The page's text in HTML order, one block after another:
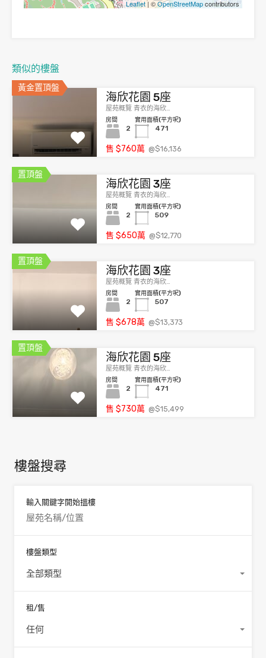
Leaflet| ©OpenStreetMapcontributors
類似的樓盤
黃金置頂盤
海欣花園 5座
屋苑概覽 青衣的海欣…
房間
2
實用面積(平方呎)
471
售 $760萬 @$16,136
置頂盤
海欣花園 3座
屋苑概覽 青衣的海欣…
房間
2
實用面積(平方呎)
509
售 $650萬 @$12,770
置頂盤
海欣花園 3座
屋苑概覽 青衣的海欣…
房間
2
實用面積(平方呎)
507
售 $678萬 @$13,373
置頂盤
海欣花園 5座
屋苑概覽 青衣的海欣…
房間
2
實用面積(平方呎)
471
售 $730萬 @$15,499
樓盤搜尋
輸入關鍵字開始搵樓
樓盤類型
全部類型
租/售
任何